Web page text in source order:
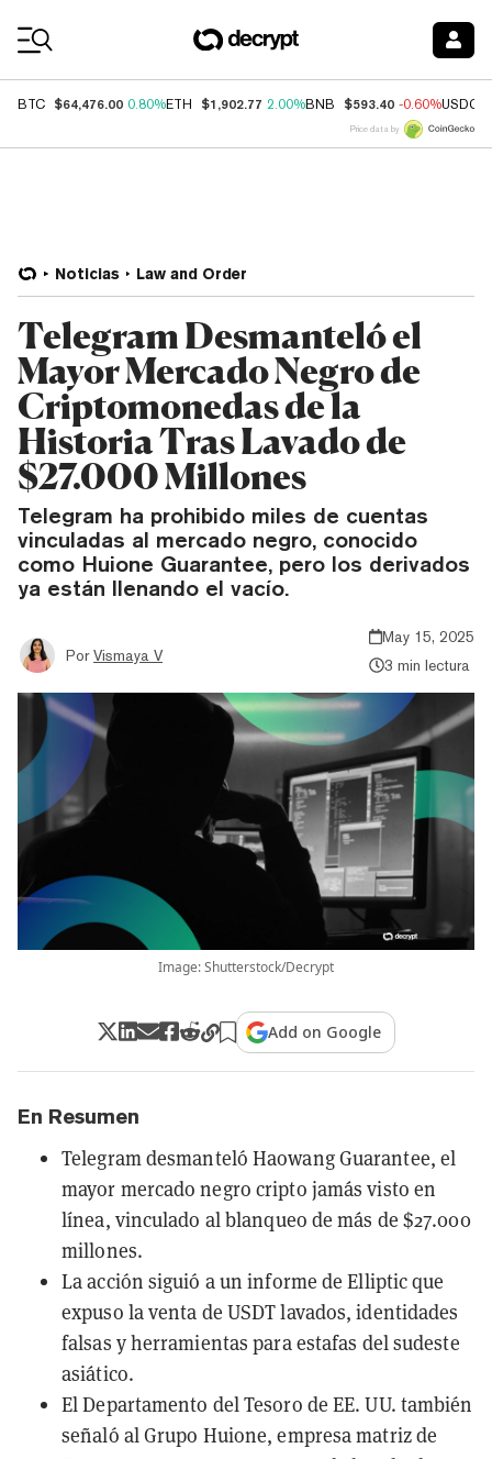
BTC $64,476.00 0.80%ETH $1,902.77 2.00%BNB $593.40 -0.60%USDC
Price data by
Noticias Law and Order
Telegram Desmanteló el
Mayor Mercado Negro de
Criptomonedas de la
Historia Tras Lavado de
$27.000 Millones
Telegram ha prohibido miles de cuentas
vinculadas al mercado negro, conocido
como Huione Guarantee, pero los derivados
ya están llenando el vacío.
Por Vismaya V
May 15, 2025
3 min lectura
Image: Shutterstock/Decrypt
Add on Google
En Resumen
Telegram desmanteló Haowang Guarantee, el
mayor mercado negro cripto jamás visto en
línea, vinculado al blanqueo de más de $27.000
millones.
La acción siguió a un informe de Elliptic que
expuso la venta de USDT lavados, identidades
falsas y herramientas para estafas del sudeste
asiático.
El Departamento del Tesoro de EE. UU. también
señaló al Grupo Huione, empresa matriz de